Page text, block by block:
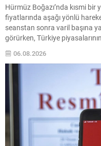
Hürmüz Boğazı’nda kısmi
fiyatlarında aşağı yönlü
seanstan sonra varil başına
görürken, Türkiye
dolar civarındaydı. İran ile
üzerinden alternatif bir
06.08.2026